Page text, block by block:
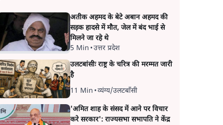
अतीक अहमद के बेटे अबान अहमद की
सड़क हादसे में मौत, जेल में बंद भाई से
मिलने जा रहे थे
5 Min •उत्तर प्रदेश
उलटबांसीः राष्ट्र के चरित्र की मरम्मत जारी
है
11 Min •व्यंग्य/उलटबाँसी
'अमित शाह के संसद में आने पर विचार
करे सरकार': राज्यसभा सभापति ने केंद्र